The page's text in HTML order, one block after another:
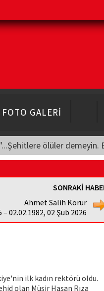
FOTO GALERİ
"...Şehitlere ölüler demeyin.
SONRAKİ
Ahmet Salih Korur
– 02.02.1982, 02 Şub 2026
ilk kadın rektörü oldu.
olan Müşir Hasan Rıza